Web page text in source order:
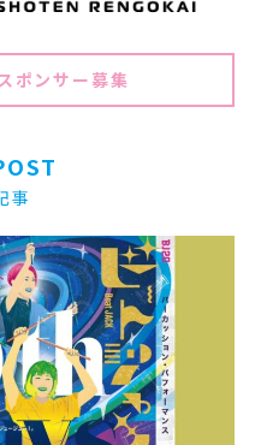
ポンサー募集
事